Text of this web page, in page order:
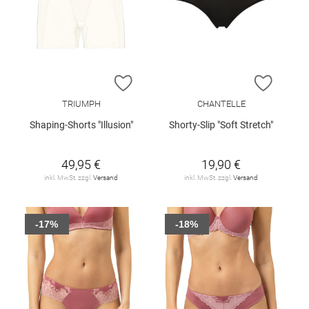
ZUR WUNSCHLISTE HINZUFÜGEN
TRIUMPH
Shaping-Shorts "Illusion"
49,95 €
inkl. MwSt. zzgl.Versand
ZUR
CHANTELLE
Shorty-Slip "Soft Stretch"
19,90 €
inkl. MwSt. zzgl.Versand
-17% -18%